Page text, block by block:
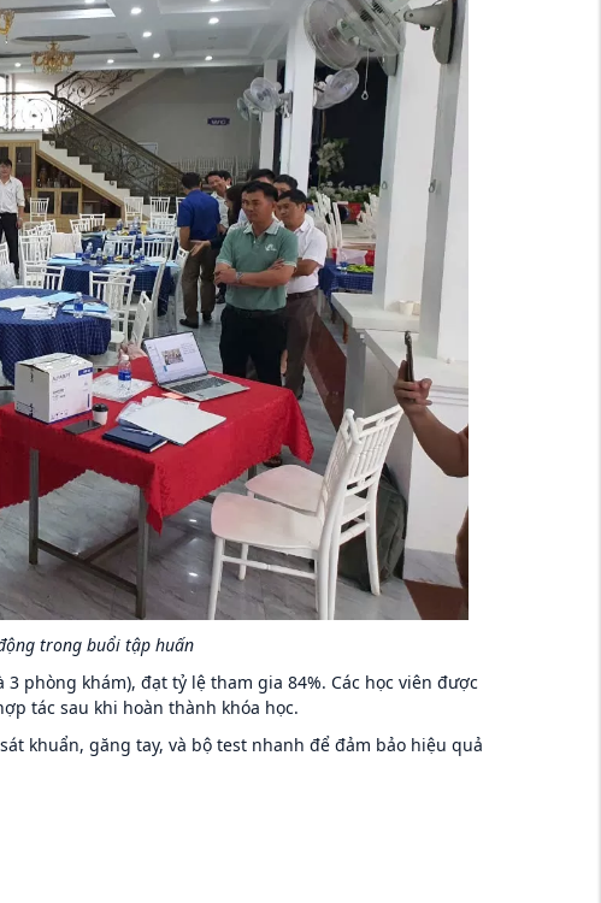
trong buổi tập huấn
phòng khám), đạt tỷ lệ tham gia 84%. Các học viên được
tác sau khi hoàn thành khóa học.
khuẩn, găng tay, và bộ test nhanh để đảm bảo hiệu quả